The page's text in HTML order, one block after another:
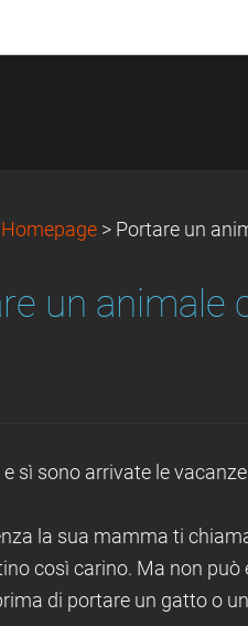
Homepage > Portare un
un animale
e sì sono arrivate le
la sua mamma ti
così carino. Ma non può
di portare un gatto o